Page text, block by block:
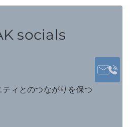
socials
ィとのつながりを保つ